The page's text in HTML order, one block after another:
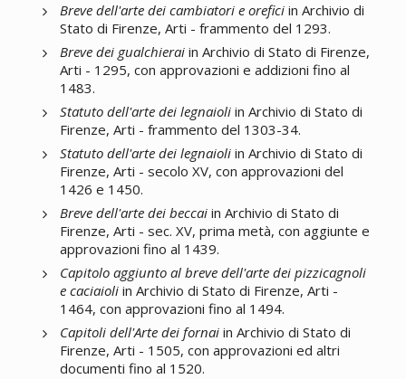
Breve dell'arte dei cambiatori e oreficiin Archivio di
Stato di Firenze, Arti - frammento del 1293.
Breve dei gualchieraiin Archivio di Stato di Firenze,
Arti - 1295, con approvazioni e addizioni fino al
1483.
Statuto dell'arte dei legnaioliin Archivio di Stato di
Firenze, Arti - frammento del 1303-34.
Statuto dell'arte dei legnaioliin Archivio di Stato di
Firenze, Arti - secolo XV, con approvazioni del
1426 e 1450.
Breve dell'arte dei beccaiin Archivio di Stato di
Firenze, Arti - sec. XV, prima metà, con aggiunte e
approvazioni fino al 1439.
Capitolo aggiunto al breve dell'arte dei pizzicagnoli
e caciaioliin Archivio di Stato di Firenze, Arti -
1464, con approvazioni fino al 1494.
Capitoli dell'Arte dei fornaiin Archivio di Stato di
Firenze, Arti - 1505, con approvazioni ed altri
documenti fino al 1520.